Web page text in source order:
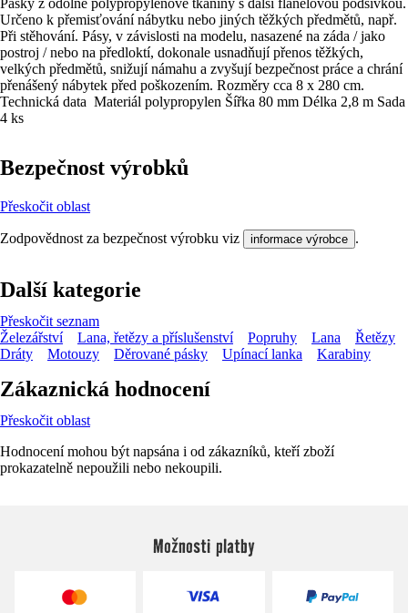
Pásky z odolné polypropylenové tkaniny s další flanelovou podšívkou.
Určeno k přemisťování nábytku nebo jiných těžkých předmětů, např.
Při stěhování. Pásy, v závislosti na modelu, nasazené na záda / jako
postroj / nebo na předloktí, dokonale usnadňují přenos těžkých,
velkých předmětů, snižují námahu a zvyšují bezpečnost práce a chrání
přenášený nábytek před poškozením. Rozměry cca 8 x 280 cm.
Technická data Materiál polypropylen Šířka 80 mm Délka 2,8 m Sada
4 ks
Bezpečnost výrobků
Přeskočit oblast
Zodpovědnost za bezpečnost výrobku viz informace výrobce .
Další kategorie
Přeskočit seznam
Železářství
Lana, řetězy a příslušenství Popruhy Lana
Řetězy
Dráty
Motouzy Děrované pásky Upínací lanka Karabiny
Zákaznická hodnocení
Přeskočit oblast
Hodnocení mohou být napsána i od zákazníků, kteří zboží
prokazatelně nepoužili nebo nekoupili.
Možnosti platby